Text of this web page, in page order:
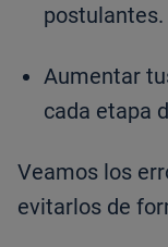
postulantes.
Aumentar
cada etapa
Veamos los
evitarlos de